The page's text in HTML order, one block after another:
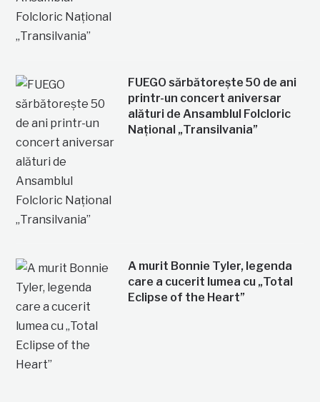
FUEGO sărbătorește 50 de ani
printr-un concert aniversar
alături de Ansamblul Folcloric
Național „Transilvania”
A murit Bonnie Tyler, legenda
care a cucerit lumea cu „Total
Eclipse of the Heart”